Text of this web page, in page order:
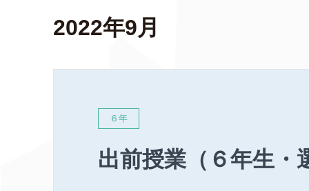
2022年9月
６年
出前授業（６年生・